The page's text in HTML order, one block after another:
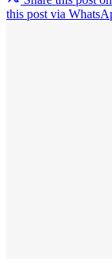
this post via